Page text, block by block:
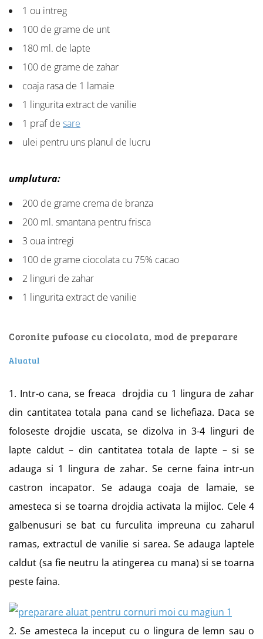
1 ou intreg
100 de grame de unt
180 ml. de lapte
100 de grame de zahar
coaja rasa de 1 lamaie
1 lingurita extract de vanilie
1 praf de sare
ulei pentru uns planul de lucru
umplutura:
200 de grame crema de branza
200 ml. smantana pentru frisca
3 oua intregi
100 de grame ciocolata cu 75% cacao
2 linguri de zahar
1 lingurita extract de vanilie
Coronite pufoase cu ciocolata, mod de preparare
Aluatul
1. Intr-o cana, se freaca drojdia cu 1 lingura de zahar
din cantitatea totala pana cand se lichefiaza. Daca se
foloseste drojdie uscata, se dizolva in 3-4 linguri de
lapte caldut – din cantitatea totala de lapte – si se
adauga si 1 lingura de zahar. Se cerne faina intr-un
castron incapator. Se adauga coaja de lamaie, se
amesteca si se toarna drojdia activata la mijloc. Cele 4
galbenusuri se bat cu furculita impreuna cu zaharul
ramas, extractul de vanilie si sarea. Se adauga laptele
caldut (sa fie neutru la atingerea cu mana) si se toarna
peste faina.
2. Se amesteca la inceput cu o lingura de lemn sau o